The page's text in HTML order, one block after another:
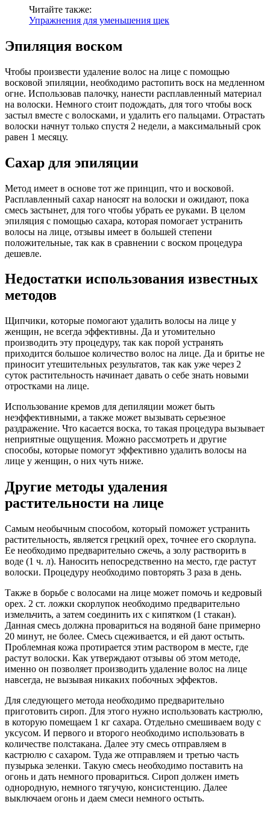
Читайте также:
Упражнения для уменьшения щек
Эпиляция воском
Чтобы произвести удаление волос на лице с помощью
восковой эпиляции, необходимо растопить воск на медленном
огне. Использовав палочку, нанести расплавленный материал
на волоски. Немного стоит подождать, для того чтобы воск
застыл вместе с волосками, и удалить его пальцами. Отрастать
волоски начнут только спустя 2 недели, а максимальный срок
равен 1 месяцу.
Сахар для эпиляции
Метод имеет в основе тот же принцип, что и восковой.
Расплавленный сахар наносят на волоски и ожидают, пока
смесь застынет, для того чтобы убрать ее руками. В целом
эпиляция с помощью сахара, которая помогает устранить
волосы на лице, отзывы имеет в большей степени
положительные, так как в сравнении с воском процедура
дешевле.
Недостатки использования известных
методов
Щипчики, которые помогают удалить волосы на лице у
женщин, не всегда эффективны. Да и утомительно
производить эту процедуру, так как порой устранять
приходится большое количество волос на лице. Да и бритье не
приносит утешительных результатов, так как уже через 2
суток растительность начинает давать о себе знать новыми
отростками на лице.
Использование кремов для депиляции может быть
неэффективными, а также может вызывать серьезное
раздражение. Что касается воска, то такая процедура вызывает
неприятные ощущения. Можно рассмотреть и другие
способы, которые помогут эффективно удалить волосы на
лице у женщин, о них чуть ниже.
Другие методы удаления
растительности на лице
Самым необычным способом, который поможет устранить
растительность, является грецкий орех, точнее его скорлупа.
Ее необходимо предварительно сжечь, а золу растворить в
воде (1 ч. л). Наносить непосредственно на место, где растут
волоски. Процедуру необходимо повторять 3 раза в день.
Также в борьбе с волосами на лице может помочь и кедровый
орех. 2 ст. ложки скорлупок необходимо предварительно
измельчить, а затем соединить их с кипятком (1 стакан).
Данная смесь должна провариться на водяной бане примерно
20 минут, не более. Смесь сцеживается, и ей дают остыть.
Проблемная кожа протирается этим раствором в месте, где
растут волоски. Как утверждают отзывы об этом методе,
именно он позволяет производить удаление волос на лице
навсегда, не вызывая никаких побочных эффектов.
Для следующего метода необходимо предварительно
приготовить сироп. Для этого нужно использовать кастрюлю,
в которую помещаем 1 кг сахара. Отдельно смешиваем воду с
уксусом. И первого и второго необходимо использовать в
количестве полстакана. Далее эту смесь отправляем в
кастрюлю с сахаром. Туда же отправляем и третью часть
пузырька зеленки. Такую смесь необходимо поставить на
огонь и дать немного провариться. Сироп должен иметь
однородную, немного тягучую, консистенцию. Далее
выключаем огонь и даем смеси немного остыть.